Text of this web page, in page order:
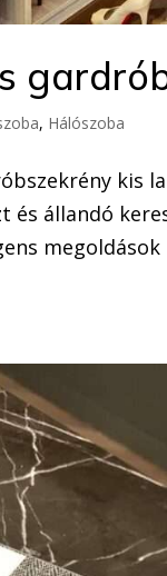
, Hálószoba
kis
és állandó
megoldások